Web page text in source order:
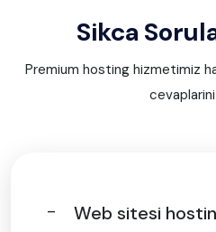
Sikca
Premium hosting hizmetimiz
Web sitesi